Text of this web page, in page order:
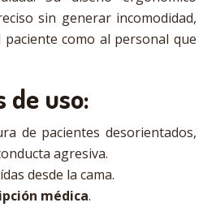
sin generar incomodidad,
como al personal que
de uso:
de pacientes desorientados,
agresiva.
desde la cama.
médica.